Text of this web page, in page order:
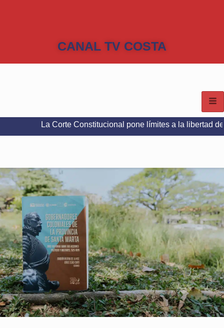
CANAL TV COSTA
Corte Constitucional pone límites a la libertad de